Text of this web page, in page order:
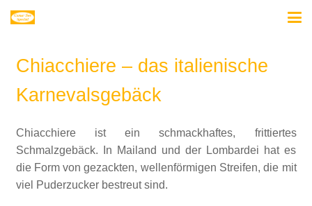
Chiacchiere – das italienische
Karnevalsgebäck
Chiacchiere ist ein schmackhaftes, frittiertes
Schmalzgebäck. In Mailand und der Lombardei hat es
die Form von gezackten, wellenförmigen Streifen, die mit
viel Puderzucker bestreut sind.